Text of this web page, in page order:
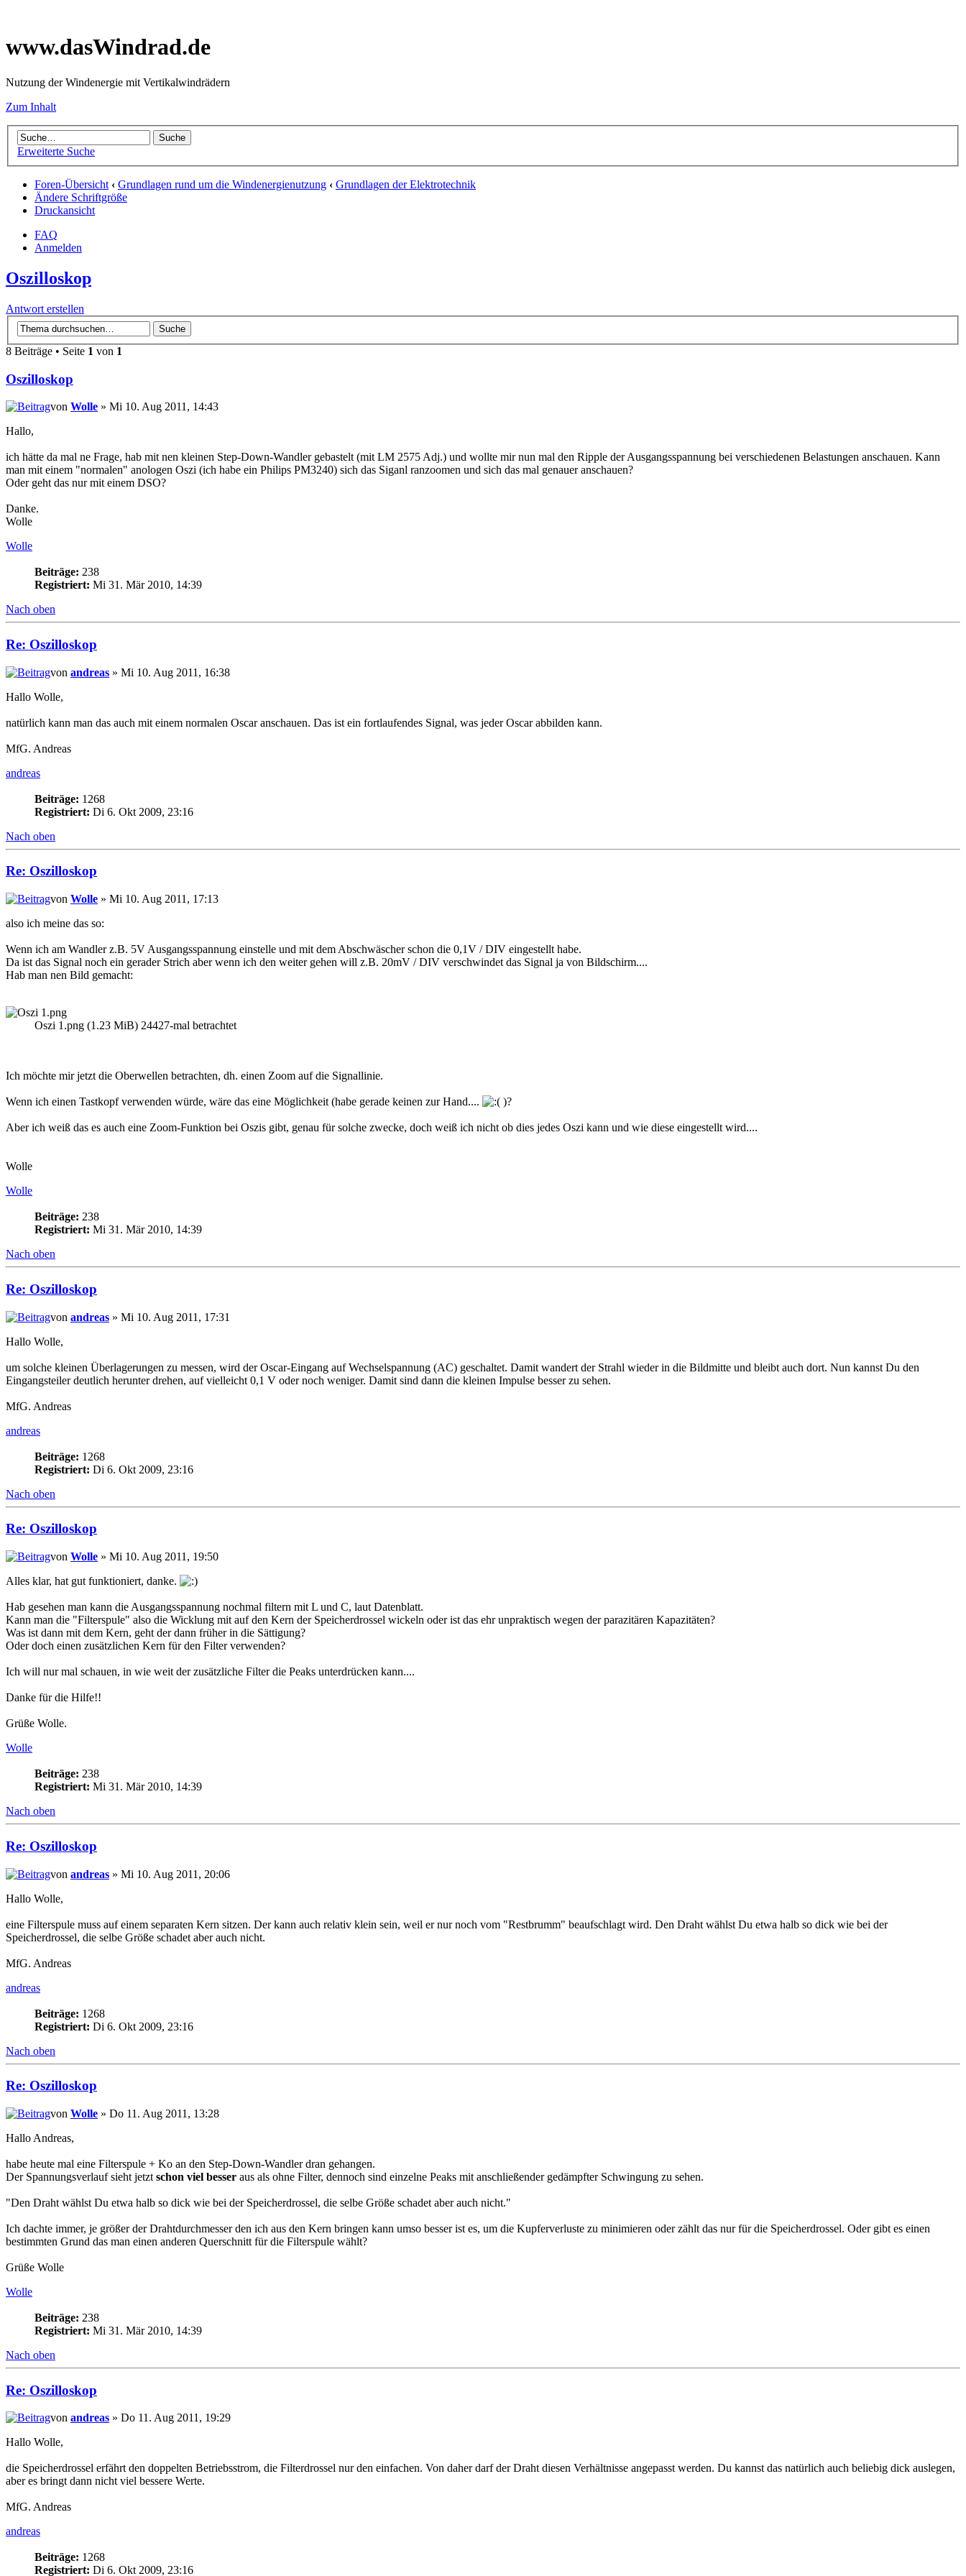
www.dasWindrad.de
Nutzung der Windenergie mit Vertikalwindrädern
Zum Inhalt
Erweiterte Suche
Foren-Übersicht ‹ Grundlagen rund um die Windenergienutzung ‹ Grundlagen der Elektrotechnik
Ändere Schriftgröße
Druckansicht
FAQ
Anmelden
Oszilloskop
Antwort erstellen
8 Beiträge • Seite 1 von 1
Oszilloskop
von Wolle » Mi 10. Aug 2011, 14:43
Hallo,
ich hätte da mal ne Frage, hab mit nen kleinen Step-Down-Wandler gebastelt (mit LM 2575 Adj.) und wollte mir nun mal den Ripple der Ausgangsspannung bei verschiedenen Belastungen anschauen. Kann
man mit einem "normalen" anologen Oszi (ich habe ein Philips PM3240) sich das Siganl ranzoomen und sich das mal genauer anschauen?
Oder geht das nur mit einem DSO?
Danke.
Wolle
Wolle
Beiträge: 238
Registriert: Mi 31. Mär 2010, 14:39
Nach oben
Re: Oszilloskop
von andreas » Mi 10. Aug 2011, 16:38
Hallo Wolle,
natürlich kann man das auch mit einem normalen Oscar anschauen. Das ist ein fortlaufendes Signal, was jeder Oscar abbilden kann.
MfG. Andreas
andreas
Beiträge: 1268
Registriert: Di 6. Okt 2009, 23:16
Nach oben
Re: Oszilloskop
von Wolle » Mi 10. Aug 2011, 17:13
also ich meine das so:
Wenn ich am Wandler z.B. 5V Ausgangsspannung einstelle und mit dem Abschwäscher schon die 0,1V / DIV eingestellt habe.
Da ist das Signal noch ein gerader Strich aber wenn ich den weiter gehen will z.B. 20mV / DIV verschwindet das Signal ja von Bildschirm....
Hab man nen Bild gemacht:
Oszi 1.png (1.23 MiB) 24427-mal betrachtet
Ich möchte mir jetzt die Oberwellen betrachten, dh. einen Zoom auf die Signallinie.
Wenn ich einen Tastkopf verwenden würde, wäre das eine Möglichkeit (habe gerade keinen zur Hand.... )?
Aber ich weiß das es auch eine Zoom-Funktion bei Oszis gibt, genau für solche zwecke, doch weiß ich nicht ob dies jedes Oszi kann und wie diese eingestellt wird....
Wolle
Wolle
Beiträge: 238
Registriert: Mi 31. Mär 2010, 14:39
Nach oben
Re: Oszilloskop
von andreas » Mi 10. Aug 2011, 17:31
Hallo Wolle,
um solche kleinen Überlagerungen zu messen, wird der Oscar-Eingang auf Wechselspannung (AC) geschaltet. Damit wandert der Strahl wieder in die Bildmitte und bleibt auch dort. Nun kannst Du den
Eingangsteiler deutlich herunter drehen, auf vielleicht 0,1 V oder noch weniger. Damit sind dann die kleinen Impulse besser zu sehen.
MfG. Andreas
andreas
Beiträge: 1268
Registriert: Di 6. Okt 2009, 23:16
Nach oben
Re: Oszilloskop
von Wolle » Mi 10. Aug 2011, 19:50
Alles klar, hat gut funktioniert, danke.
Hab gesehen man kann die Ausgangsspannung nochmal filtern mit L und C, laut Datenblatt.
Kann man die "Filterspule" also die Wicklung mit auf den Kern der Speicherdrossel wickeln oder ist das ehr unpraktisch wegen der parazitären Kapazitäten?
Was ist dann mit dem Kern, geht der dann früher in die Sättigung?
Oder doch einen zusätzlichen Kern für den Filter verwenden?
Ich will nur mal schauen, in wie weit der zusätzliche Filter die Peaks unterdrücken kann....
Danke für die Hilfe!!
Grüße Wolle.
Wolle
Beiträge: 238
Registriert: Mi 31. Mär 2010, 14:39
Nach oben
Re: Oszilloskop
von andreas » Mi 10. Aug 2011, 20:06
Hallo Wolle,
eine Filterspule muss auf einem separaten Kern sitzen. Der kann auch relativ klein sein, weil er nur noch vom "Restbrumm" beaufschlagt wird. Den Draht wählst Du etwa halb so dick wie bei der
Speicherdrossel, die selbe Größe schadet aber auch nicht.
MfG. Andreas
andreas
Beiträge: 1268
Registriert: Di 6. Okt 2009, 23:16
Nach oben
Re: Oszilloskop
von Wolle » Do 11. Aug 2011, 13:28
Hallo Andreas,
habe heute mal eine Filterspule + Ko an den Step-Down-Wandler dran gehangen.
Der Spannungsverlauf sieht jetzt schon viel besser aus als ohne Filter, dennoch sind einzelne Peaks mit anschließender gedämpfter Schwingung zu sehen.
"Den Draht wählst Du etwa halb so dick wie bei der Speicherdrossel, die selbe Größe schadet aber auch nicht."
Ich dachte immer, je größer der Drahtdurchmesser den ich aus den Kern bringen kann umso besser ist es, um die Kupferverluste zu minimieren oder zählt das nur für die Speicherdrossel. Oder gibt es einen
bestimmten Grund das man einen anderen Querschnitt für die Filterspule wählt?
Grüße Wolle
Wolle
Beiträge: 238
Registriert: Mi 31. Mär 2010, 14:39
Nach oben
Re: Oszilloskop
von andreas » Do 11. Aug 2011, 19:29
Hallo Wolle,
die Speicherdrossel erfährt den doppelten Betriebsstrom, die Filterdrossel nur den einfachen. Von daher darf der Draht diesen Verhältnisse angepasst werden. Du kannst das natürlich auch beliebig dick auslegen,
aber es bringt dann nicht viel bessere Werte.
MfG. Andreas
andreas
Beiträge: 1268
Registriert: Di 6. Okt 2009, 23:16